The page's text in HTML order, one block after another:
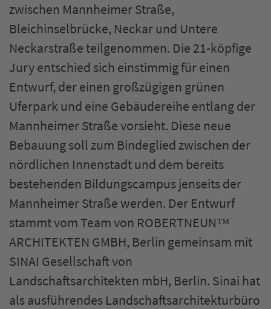
zwischen Mannheimer Straße,
Bleichinselbrücke, Neckar und Untere
Neckarstraße teilgenommen. Die 21-köpfige
Jury entschied sich einstimmig für einen
Entwurf, der einen großzügigen grünen
Uferpark und eine Gebäudereihe entlang der
Mannheimer Straße vorsieht. Diese neue
Bebauung soll zum Bindeglied zwischen der
nördlichen Innenstadt und dem bereits
bestehenden Bildungscampus jenseits der
Mannheimer Straße werden. Der Entwurf
stammt vom Team von ROBERTNEUN™
ARCHITEKTEN GMBH, Berlin gemeinsam mit
SINAI Gesellschaft von
Landschaftsarchitekten mbH, Berlin. Sinai hat
als ausführendes Landschaftsarchitekturbüro